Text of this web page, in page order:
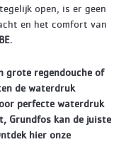
open, is er geen
en het comfort van
.
grote regendouche of
de waterdruk
perfecte waterdruk
Grundfos kan de juiste
hier onze